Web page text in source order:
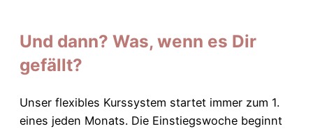
Und dann? Was, wenn es Dir
gefällt?
Unser flexibles Kurssystem startet immer zum 1.
eines jeden Monats. Die Einstiegswoche beginnt